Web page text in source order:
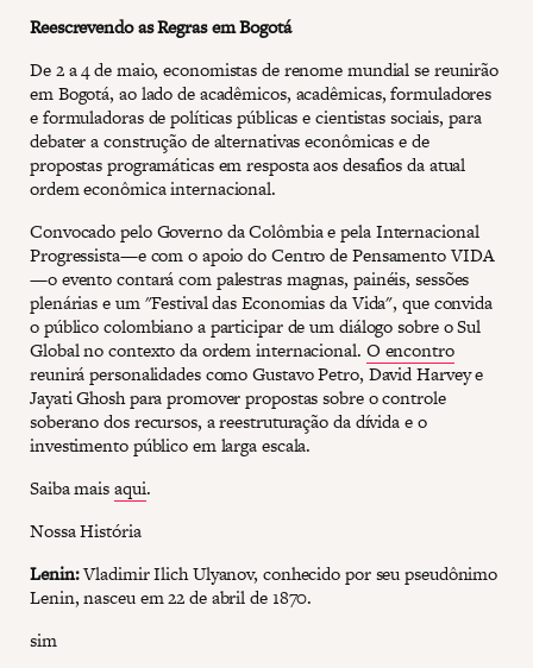
Reescrevendo as Regras em Bogotá
De 2 a 4 de maio, economistas de renome mundial se reunirão
em Bogotá, ao lado de acadêmicos, acadêmicas, formuladores
e formuladoras de políticas públicas e cientistas sociais, para
debater a construção de alternativas econômicas e de
propostas programáticas em resposta aos desafios da atual
ordem econômica internacional.
Convocado pelo Governo da Colômbia e pela Internacional
Progressista—e com o apoio do Centro de Pensamento VIDA
—o evento contará com palestras magnas, painéis, sessões
plenárias e um "Festival das Economias da Vida", que convida
o público colombiano a participar de um diálogo sobre o Sul
Global no contexto da ordem internacional. O encontro
reunirá personalidades como Gustavo Petro, David Harvey e
Jayati Ghosh para promover propostas sobre o controle
soberano dos recursos, a reestruturação da dívida e o
investimento público em larga escala.
Saiba maisaqui.
Nossa História
Lenin:Vladimir Ilich Ulyanov, conhecido por seu pseudônimo
Lenin, nasceu em 22 de abril de 1870.
sim